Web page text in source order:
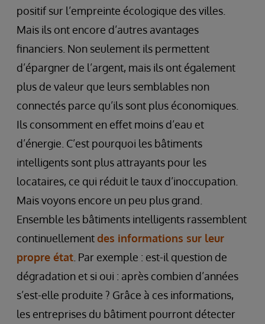
positif sur l’empreinte écologique des villes.
Mais ils ont encore d’autres avantages
financiers. Non seulement ils permettent
d’épargner de l’argent, mais ils ont également
plus de valeur que leurs semblables non
connectés parce qu’ils sont plus économiques.
Ils consomment en effet moins d’eau et
d’énergie. C’est pourquoi les bâtiments
intelligents sont plus attrayants pour les
locataires, ce qui réduit le taux d’inoccupation.
Mais voyons encore un peu plus grand.
Ensemble les bâtiments intelligents rassemblent
continuellementdes informations sur leur
propre état . Par exemple : est-il question de
dégradation et si oui : après combien d’années
s’est-elle produite ? Grâce à ces informations,
les entreprises du bâtiment pourront détecter